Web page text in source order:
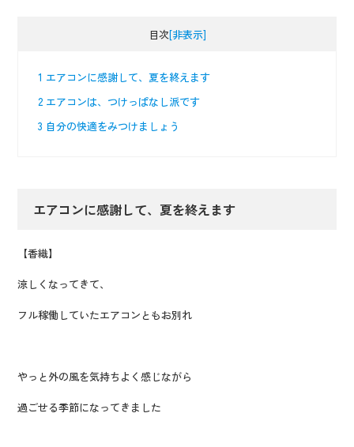
目次[非表示]
1 エアコンに感謝して、夏を終えます
2 エアコンは、つけっぱなし派です
3 自分の快適をみつけましょう
エアコンに感謝して、夏を終えます
【香織】
涼しくなってきて、
フル稼働していたエアコンともお別れ
やっと外の風を気持ちよく感じながら
過ごせる季節になってきました